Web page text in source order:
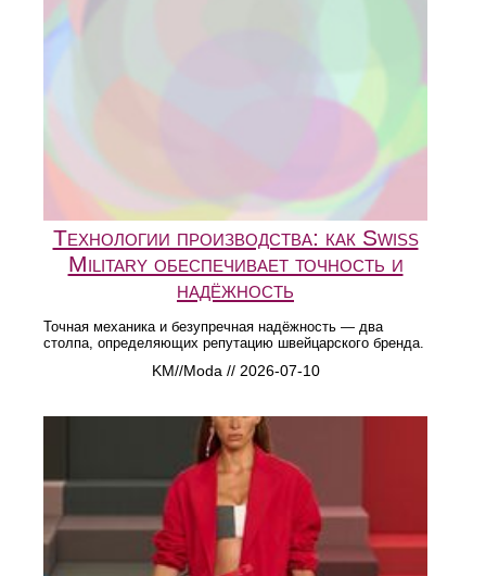
Технологии производства: как Swiss
Military обеспечивает точность и
надёжность
Точная механика и безупречная надёжность — два
столпа, определяющих репутацию швейцарского бренда.
KM//Moda // 2026-07-10